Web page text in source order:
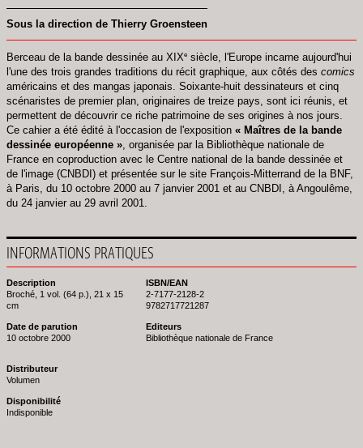
Sous la direction de Thierry Groensteen
Berceau de la bande dessinée au XIXe siècle, l'Europe incarne aujourd'hui
l'une des trois grandes traditions du récit graphique, aux côtés des comics
américains et des mangas japonais. Soixante-huit dessinateurs et cinq
scénaristes de premier plan, originaires de treize pays, sont ici réunis, et
permettent de découvrir ce riche patrimoine de ses origines à nos jours.
Ce cahier a été édité à l'occasion de l'exposition « Maîtres de la bande
dessinée européenne », organisée par la Bibliothèque nationale de
France en coproduction avec le Centre national de la bande dessinée et
de l'image (CNBDI) et présentée sur le site François-Mitterrand de la BNF,
à Paris, du 10 octobre 2000 au 7 janvier 2001 et au CNBDI, à Angoulême,
du 24 janvier au 29 avril 2001.
INFORMATIONS PRATIQUES
Description
Broché, 1 vol. (64 p.), 21 x 15
cm
Date de parution
10 octobre 2000
ISBN/EAN
2-7177-2128-2
9782717721287
Editeurs
Bibliothèque nationale de France
Distributeur
Volumen
Disponibilité
Indisponible